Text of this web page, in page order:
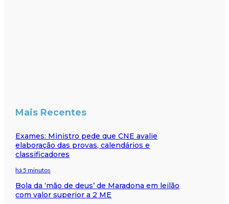
Mais Recentes
Exames: Ministro pede que CNE avalie
elaboração das provas, calendários e
classificadores
há 5 minutos
Bola da ‘mão de deus’ de Maradona em leilão
com valor superior a 2 ME